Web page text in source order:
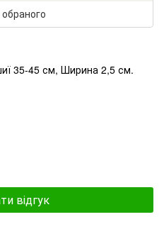
35-45 см, Ширина 2,5 см.
відгук